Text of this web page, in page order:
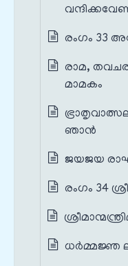
രംഗം 33
രാമ,
മാമകം
ഞാൻ
ജയജയ
രംഗം 34
ധർമ്മജ്ഞ